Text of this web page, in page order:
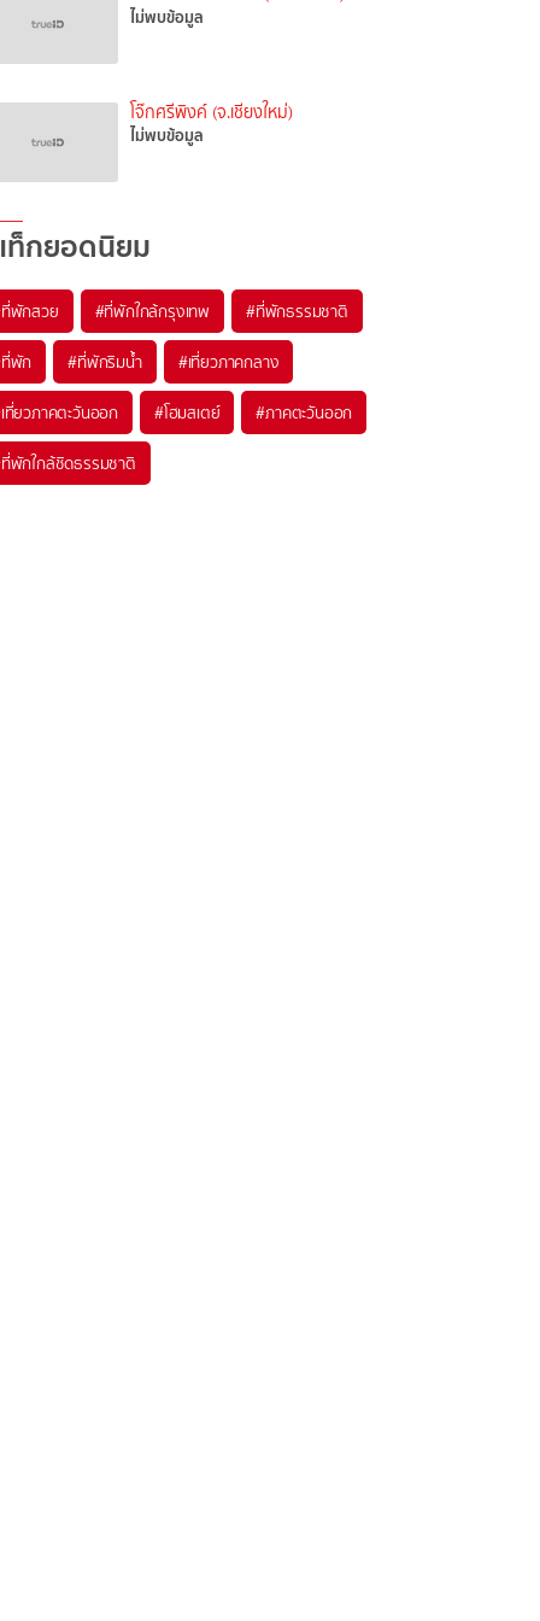
ไม่พบข้อมูล
โจ๊กศรีพิงค์ (จ.เชียงใหม่)
ไม่พบข้อมูล
ท็กยอดนิยม
พักสวย #ที่พักใกล้กรุงเทพ #ที่พักธรรมชาติ
พัก #ที่พักริมน้ำ #เที่ยวภาคกลาง
ที่ยวภาคตะวันออก #โฮมสเตย์ #ภาคตะวันออก
พักใกล้ชิดธรรมชาติ